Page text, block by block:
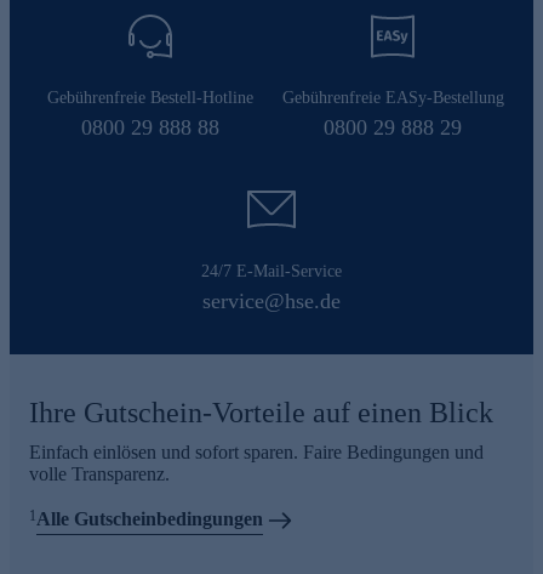
Gebührenfreie Bestell-Hotline
0800 29 888 88
Gebührenfreie EASy-Bestellung
0800 29 888 29
24/7 E-Mail-Service
service@hse.de
Ihre Gutschein-Vorteile auf einen Blick
Einfach einlösen und sofort sparen. Faire Bedingungen und
volle Transparenz.
1 Alle Gutscheinbedingungen